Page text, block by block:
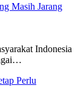
Masih Jarang
Indonesia
…
Perlu